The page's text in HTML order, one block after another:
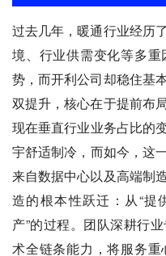
过去几年，暖通行业经历
境、行业供需变化等多
势，而开利公司却稳住基
双提升，核心在于提前布
现在垂直行业业务占比的
宇舒适制冷，而如今，这
来自数据中心以及高端制
造的根本性跃迁：从“提
产”的过程。团队深耕行
术全链条能力，将服务